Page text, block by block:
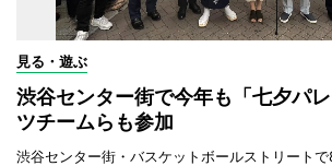
見る・遊ぶ
渋谷センター街で今年も「七夕パ
ツチームらも参加
渋谷センター街・バスケットボールストリート